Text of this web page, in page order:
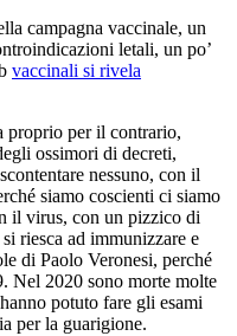
campagna vaccinale, un
letali, un po’
vaccinali si rivela
proprio per il contrario,
ossimori di decreti,
nessuno, con il
siamo coscienti ci siamo
il virus, con un pizzico di
riesca ad immunizzare e
di Paolo Veronesi, perché
Nel 2020 sono morte molte
potuto fare gli esami
per la guarigione.